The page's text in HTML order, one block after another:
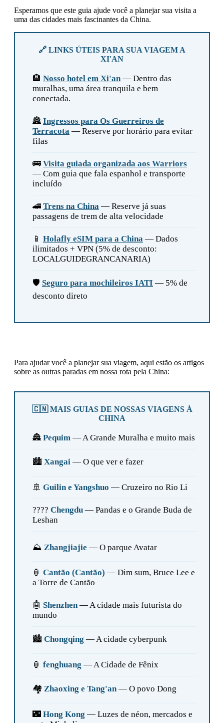
Esperamos que este guia ajude você a planejar sua visita a
uma das cidades mais fascinantes da China.
🔗 LINKS ÚTEIS PARA SUA VIAGEM A
XI'AN
🏨 Nosso hotel em Xi'an— Dentro das
muralhas, uma área tranquila e bem
conectada.
🏯 Ingressos para Os Guerreiros de
Terracota — Reserve por horário para evitar
filas
🚌 Visita guiada organizada aos Warriors
— Com guia que fala espanhol e transporte
incluído
🚄 Trens na China — Reserve já suas
passagens de trem de alta velocidade
📱 Holafly eSIM para a China — Dados
ilimitados + VPN (5% de desconto:
LOCALGUIDEGRANCANARIA)
🛡️ Seguro para mochileiros IATI — 5% de
desconto direto
Para ajudar você a planejar sua viagem, aqui estão os artigos
sobre as outras paradas em nossa rota pela China:
🇨🇳 MAIS GUIAS DE NOSSAS VIAGENS À
CHINA
🏯 Pequim — A Grande Muralha e muito mais
🏙️ Xangai — O que ver e fazer
🚢 Guilin e Yangshuo — Cruzeiro no Rio Li
???? Chengdu — Pandas e o Grande Buda de
Leshan
⛰️ Zhangjiajie — O parque Avatar
🏮 Cantão (Cantão) — Dim sum, Bruce Lee e
a Torre de Cantão
🤖 Shenzhen— A cidade mais futurista do
mundo
🏙️ Chongqing — A cidade cyberpunk
🏮 fenghuang — A Cidade de Fênix
🏘️ Zhaoxing e Tang'an— O povo Dong
🌃 Hong Kong — Luzes de néon, mercados e